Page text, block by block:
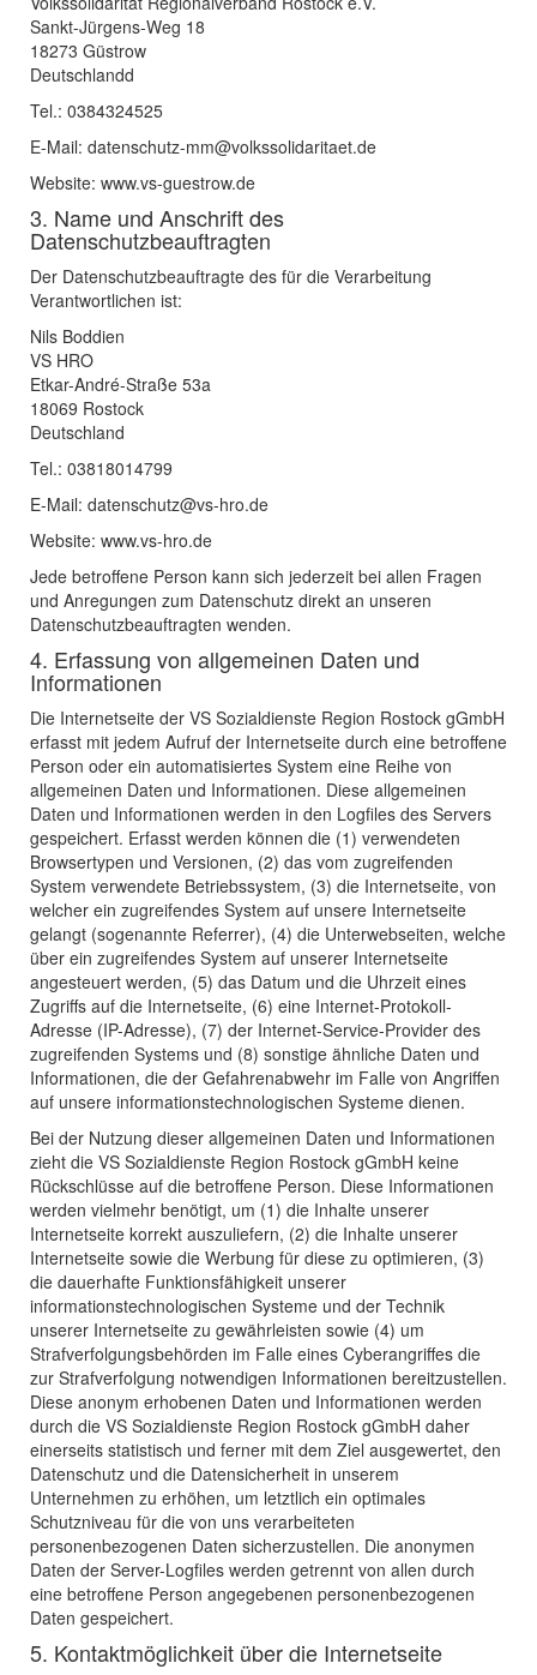
Sankt-Jürgens-Weg 18
18273 Güstrow
Deutschlandd
Tel.: 0384324525
E-Mail: datenschutz-mm@volkssolidaritaet.de
Website: www.vs-guestrow.de
3. Name und Anschrift des
Datenschutzbeauftragten
Der Datenschutzbeauftragte des für die Verarbeitung
Verantwortlichen ist:
Nils Boddien
VS HRO
Etkar-André-Straße 53a
18069 Rostock
Deutschland
Tel.: 03818014799
E-Mail: datenschutz@vs-hro.de
Website: www.vs-hro.de
Jede betroffene Person kann sich jederzeit bei allen Fragen
und Anregungen zum Datenschutz direkt an unseren
Datenschutzbeauftragten wenden.
4. Erfassung von allgemeinen Daten und
Informationen
Die Internetseite der VS Sozialdienste Region Rostock gGmbH
erfasst mit jedem Aufruf der Internetseite durch eine betroffene
Person oder ein automatisiertes System eine Reihe von
allgemeinen Daten und Informationen. Diese allgemeinen
Daten und Informationen werden in den Logfiles des Servers
gespeichert. Erfasst werden können die (1) verwendeten
Browsertypen und Versionen, (2) das vom zugreifenden
System verwendete Betriebssystem, (3) die Internetseite, von
welcher ein zugreifendes System auf unsere Internetseite
gelangt (sogenannte Referrer), (4) die Unterwebseiten, welche
über ein zugreifendes System auf unserer Internetseite
angesteuert werden, (5) das Datum und die Uhrzeit eines
Zugriffs auf die Internetseite, (6) eine Internet-Protokoll-
Adresse (IP-Adresse), (7) der Internet-Service-Provider des
zugreifenden Systems und (8) sonstige ähnliche Daten und
Informationen, die der Gefahrenabwehr im Falle von Angriffen
auf unsere informationstechnologischen Systeme dienen.
Bei der Nutzung dieser allgemeinen Daten und Informationen
zieht die VS Sozialdienste Region Rostock gGmbH keine
Rückschlüsse auf die betroffene Person. Diese Informationen
werden vielmehr benötigt, um (1) die Inhalte unserer
Internetseite korrekt auszuliefern, (2) die Inhalte unserer
Internetseite sowie die Werbung für diese zu optimieren, (3)
die dauerhafte Funktionsfähigkeit unserer
informationstechnologischen Systeme und der Technik
unserer Internetseite zu gewährleisten sowie (4) um
Strafverfolgungsbehörden im Falle eines Cyberangriffes die
zur Strafverfolgung notwendigen Informationen bereitzustellen.
Diese anonym erhobenen Daten und Informationen werden
durch die VS Sozialdienste Region Rostock gGmbH daher
einerseits statistisch und ferner mit dem Ziel ausgewertet, den
Datenschutz und die Datensicherheit in unserem
Unternehmen zu erhöhen, um letztlich ein optimales
Schutzniveau für die von uns verarbeiteten
personenbezogenen Daten sicherzustellen. Die anonymen
Daten der Server-Logfiles werden getrennt von allen durch
eine betroffene Person angegebenen personenbezogenen
Daten gespeichert.
5. Kontaktmöglichkeit über die Internetseite